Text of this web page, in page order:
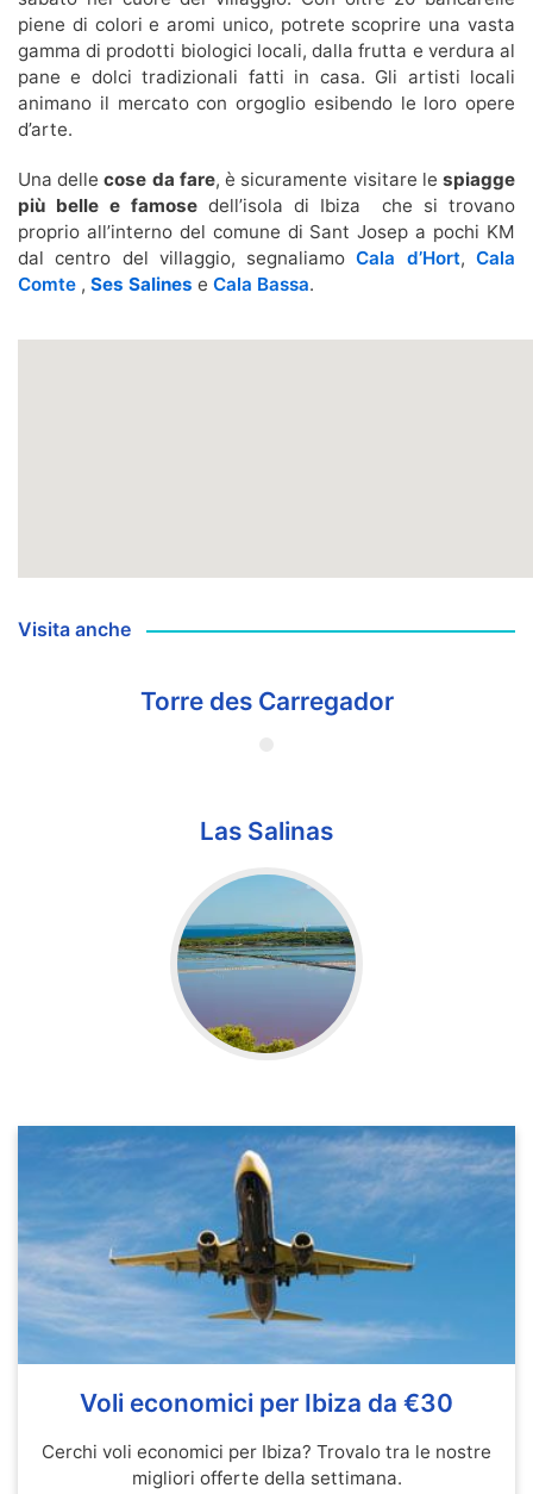
piene di colori e aromi unico, potrete scoprire una vasta
gamma di prodotti biologici locali, dalla frutta e verdura al
pane e dolci tradizionali fatti in casa. Gli artisti locali
animano il mercato con orgoglio esibendo le loro opere
d’arte.
Una dellecose da fare, è sicuramente visitare lespiagge
più belle e famose dell’isola di Ibiza che si trovano
proprio all’interno del comune di Sant Josep a pochi KM
dal centro del villaggio, segnaliamoCala d’Hort,Cala
Comte , Ses Salines e Cala Bassa.
Visita anche
Torre des Carregador
Las Salinas
Voli economici per Ibiza da €30
Cerchi voli economici per Ibiza? Trovalo tra le nostre
migliori offerte della settimana.